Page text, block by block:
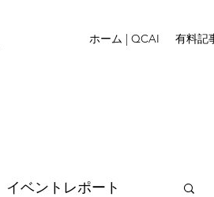
ホーム | QCAI 有料記
イベントレポート